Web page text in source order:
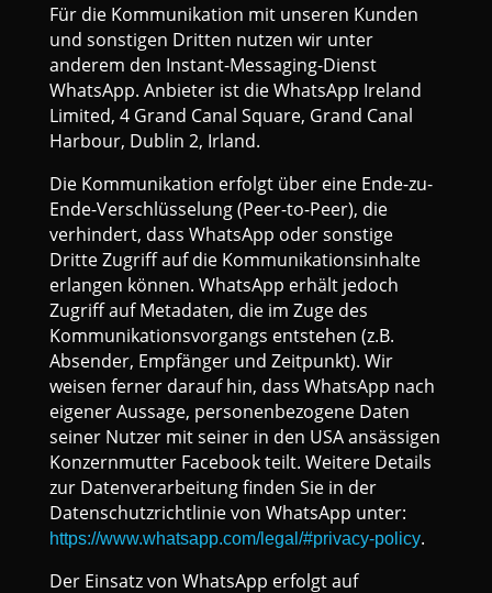
Für die Kommunikation mit unseren Kunden
und sonstigen Dritten nutzen wir unter
anderem den Instant-Messaging-Dienst
WhatsApp. Anbieter ist die WhatsApp Ireland
Limited, 4 Grand Canal Square, Grand Canal
Harbour, Dublin 2, Irland.
Die Kommunikation erfolgt über eine Ende-zu-
Ende-Verschlüsselung (Peer-to-Peer), die
verhindert, dass WhatsApp oder sonstige
Dritte Zugriff auf die Kommunikationsinhalte
erlangen können. WhatsApp erhält jedoch
Zugriff auf Metadaten, die im Zuge des
Kommunikationsvorgangs entstehen (z.B.
Absender, Empfänger und Zeitpunkt). Wir
weisen ferner darauf hin, dass WhatsApp nach
eigener Aussage, personenbezogene Daten
seiner Nutzer mit seiner in den USA ansässigen
Konzernmutter Facebook teilt. Weitere Details
zur Datenverarbeitung finden Sie in der
Datenschutzrichtlinie von WhatsApp unter:
https://www.whatsapp.com/legal/#privacy-policy.
Der Einsatz von WhatsApp erfolgt auf